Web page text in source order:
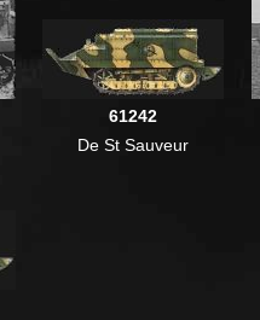
61242
De St Sauveur